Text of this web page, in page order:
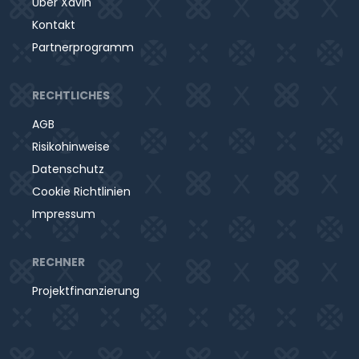
Kontakt
Partnerprogramm
RECHTLICHES
AGB
Risikohinweise
Datenschutz
Cookie Richtlinien
Impressum
RECHNER
Projektfinanzierung